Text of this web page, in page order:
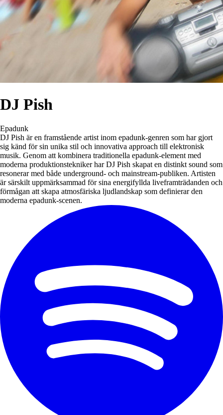
DJ Pish
Epadunk
DJ Pish är en framstående artist inom epadunk-genren som har gjort
sig känd för sin unika stil och innovativa approach till elektronisk
musik. Genom att kombinera traditionella epadunk-element med
moderna produktionstekniker har DJ Pish skapat en distinkt sound som
resonerar med både underground- och mainstream-publiken. Artisten
är särskilt uppmärksammad för sina energifyllda liveframträdanden och
förmågan att skapa atmosfäriska ljudlandskap som definierar den
moderna epadunk-scenen.